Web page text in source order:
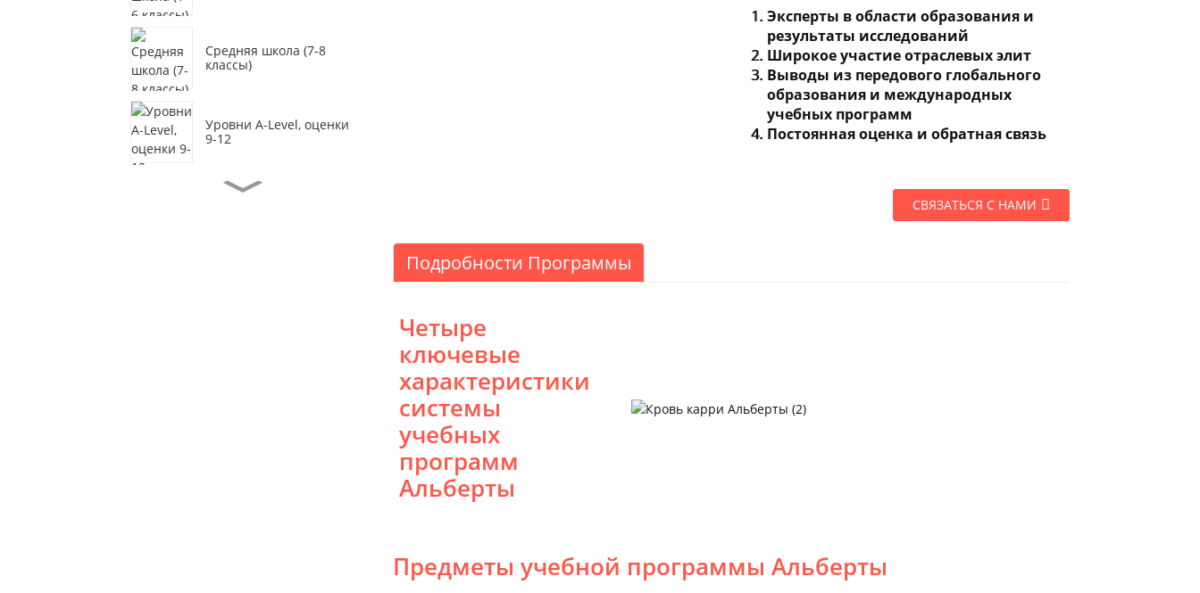
Средняя школа (7-8
классы)
Уровни A-Level, оценки
9-12
Академия креативного
Эксперты в области образования и
результаты исследований
Широкое участие отраслевых элит
Выводы из передового глобального
образования и международных
учебных программ
Постоянная оценка и обратная связь
СВЯЗАТЬСЯ С НАМИ
Подробности Программы
Четыре
ключевые
характеристики
системы
учебных
программ
Альберты
Предметы учебной программы Альберты